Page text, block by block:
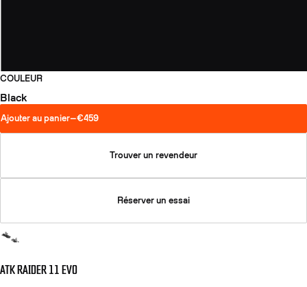
COULEUR
Black
Ajouter au panier—€459
Trouver un revendeur
Réserver un essai
ATK RAIDER 11 EVO